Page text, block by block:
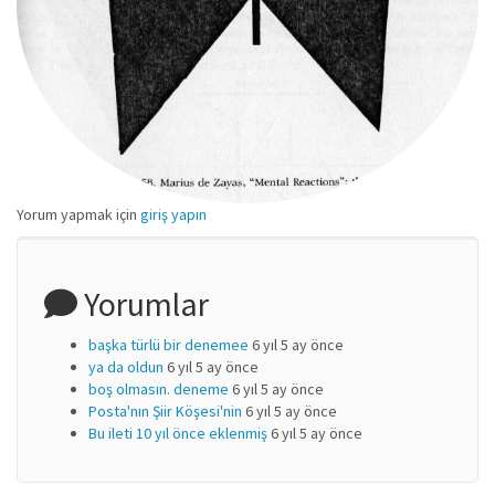
Yorum yapmak için giriş yapın
Yorumlar
başka türlü bir denemee 6 yıl 5 ay önce
ya da oldun 6 yıl 5 ay önce
boş olmasın. deneme 6 yıl 5 ay önce
Posta'nın Şiir Köşesi'nin 6 yıl 5 ay önce
Bu ileti 10 yıl önce eklenmiş6 yıl 5 ay önce